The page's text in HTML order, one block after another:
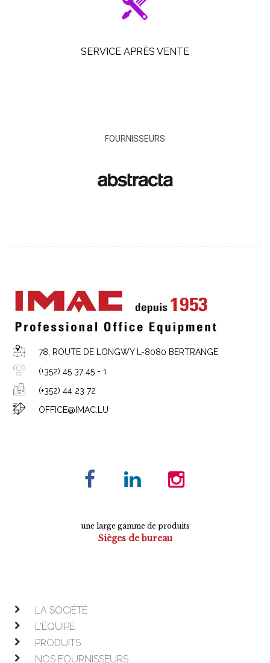
SERVICE APRÈS VENTE
FOURNISSEURS
78, ROUTE DE LONGWY L-8080 BERTRANGE
(+352) 45 37 45 - 1
(+352) 44 23 72
OFFICE@IMAC.LU
une large gamme de produits
Sièges de bureau
LA SOCIÉTÉ
L'ÉQUIPE
PRODUITS
NOS FOURNISSEURS